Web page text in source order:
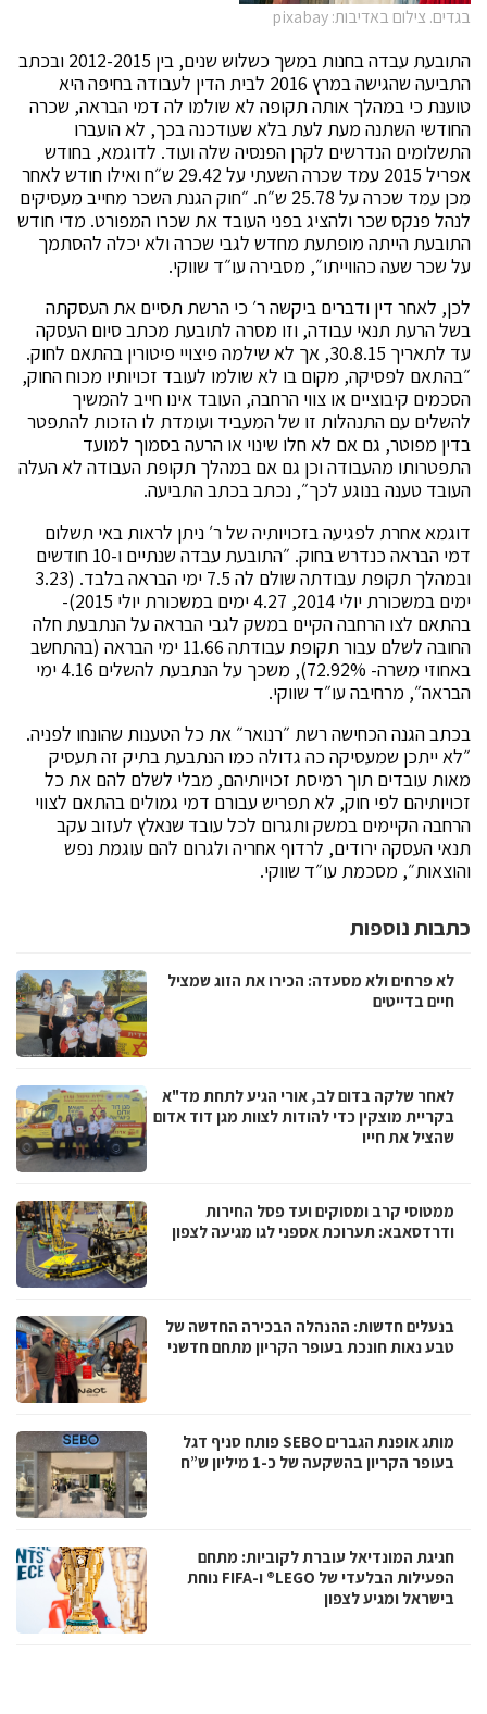
בגדים. צילום באדיבות: pixabay
התובעת עבדה בחנות במשך כשלוש שנים, בין 2012-2015 ובכתב
התביעה שהגישה במרץ 2016 לבית הדין לעבודה בחיפה היא
טוענת כי במהלך אותה תקופה לא שולמו לה דמי הבראה, שכרה
החודשי השתנה מעת לעת בלא שעודכנה בכך, לא הועברו
התשלומים הנדרשים לקרן הפנסיה שלה ועוד. לדוגמא, בחודש
אפריל 2015 עמד שכרה השעתי על 29.42 ש״ח ואילו חודש לאחר
מכן עמד שכרה על 25.78 ש״ח. ״חוק הגנת השכר מחייב מעסיקים
לנהל פנקס שכר ולהציג בפני העובד את שכרו המפורט. מדי חודש
התובעת הייתה מופתעת מחדש לגבי שכרה ולא יכלה להסתמך
על שכר שעה כהווייתו״, מסבירה עו״ד שווקי.
לכן, לאחר דין ודברים ביקשה ר׳ כי הרשת תסיים את העסקתה
בשל הרעת תנאי עבודה, וזו מסרה לתובעת מכתב סיום העסקה
עד לתאריך 30.8.15, אך לא שילמה פיצויי פיטורין בהתאם לחוק.
״בהתאם לפסיקה, מקום בו לא שולמו לעובד זכויותיו מכוח החוק,
הסכמים קיבוציים או צווי הרחבה, העובד אינו חייב להמשיך
להשלים עם התנהלות זו של המעביד ועומדת לו הזכות להתפטר
בדין מפוטר, גם אם לא חלו שינוי או הרעה בסמוך למועד
התפטרותו מהעבודה וכן גם אם במהלך תקופת העבודה לא העלה
העובד טענה בנוגע לכך״, נכתב בכתב התביעה.
דוגמא אחרת לפגיעה בזכויותיה של ר׳ ניתן לראות באי תשלום
דמי הבראה כנדרש בחוק. ״התובעת עבדה שנתיים ו-10 חודשים
ובמהלך תקופת עבודתה שולם לה 7.5 ימי הבראה בלבד. (3.23
ימים במשכורת יולי 2014, 4.27 ימים במשכורת יולי 2015)-
בהתאם לצו הרחבה הקיים במשק לגבי הבראה על הנתבעת חלה
החובה לשלם עבור תקופת עבודתה 11.66 ימי הבראה (בהתחשב
באחוזי משרה- 72.92%), משכך על הנתבעת להשלים 4.16 ימי
הבראה״, מרחיבה עו״ד שווקי.
בכתב הגנה הכחישה רשת ״רנואר״ את כל הטענות שהונחו לפניה.
״לא ייתכן שמעסיקה כה גדולה כמו הנתבעת בתיק זה תעסיק
מאות עובדים תוך רמיסת זכויותיהם, מבלי לשלם להם את כל
זכויותיהם לפי חוק, לא תפריש עבורם דמי גמולים בהתאם לצווי
הרחבה הקיימים במשק ותגרום לכל עובד שנאלץ לעזוב עקב
תנאי העסקה ירודים, לרדוף אחריה ולגרום להם עוגמת נפש
והוצאות״, מסכמת עו״ד שווקי.
כתבות נוספות
לא פרחים ולא מסעדה: הכירו את הזוג שמציל
חיים בדייטים
לאחר שלקה בדום לב, אורי הגיע לתחת מד"א
בקריית מוצקין כדי להודות לצוות מגן דוד אדום
שהציל את חייו
ממטוסי קרב ומסוקים ועד פסל החירות
ודרדסאבא: תערוכת אספני לגו מגיעה לצפון
בנעלים חדשות: ההנהלה הבכירה החדשה של
טבע נאות חונכת בעופר הקריון מתחם חדשני
מותג אופנת הגברים SEBO פותח סניף דגל
בעופר הקריון בהשקעה של כ-1 מיליון ש”ח
חגיגת המונדיאל עוברת לקוביות: מתחם
הפעילות הבלעדי של LEGO® ו-FIFA נוחת
בישראל ומגיע לצפון